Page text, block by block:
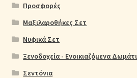
Προσφορές
Μαξιλαροθήκες Σετ
Νυφικά Σετ
Ξενοδοχεία - Ενοικιαζόμενα
Σεντόνια